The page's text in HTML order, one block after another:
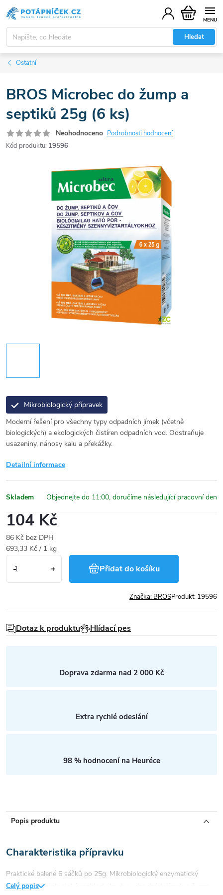
Přejít
na
obsah
Hledat
Nákupní
košík
Ostatní
BROS Microbec do žump a
septiků 25g (6 ks)
Neohodnoceno Podrobnosti hodnocení
Kód produktu: 19596
Mikrobiologický přípravek
Moderní řešení pro všechny typy odpadních jímek (včetně
biologických) a ekologických čistíren odpadních vod. Odstraňuje
usazeniny, nánosy kalu a překážky.
Detailní informace
Skladem
104 Kč
86 Kč bez DPH
Měrná
693,33 Kč / 1 kg
Přidat do košíku
Značka: BROSProdukt: 19596
Dotaz k produktu Hlídací pes
Doprava zdarma nad 2 000 Kč
Extra rychlé odeslání
98 % hodnocení na Heuréce
Popis produktu
Charakteristika přípravku
Praktické balené 6 sáčků po 25g. Mikrobiologický enzymatický
produktpro biologický rozklad obsahu odpadních jímek a žump
Celý popis